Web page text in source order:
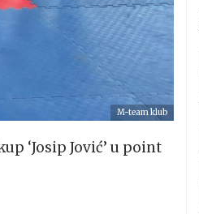
M-team klub
‘Josip Jović’ u point